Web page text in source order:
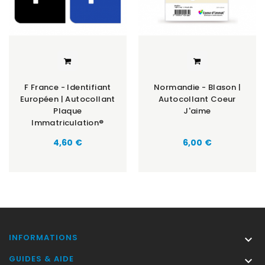
F France - Identifiant
Européen | Autocollant
Plaque
Immatriculation®
Prix
4,60 €
Normandie - Blason |
Autocollant Coeur
J'aime
Prix
6,00 €
INFORMATIONS 
GUIDES & AIDE 